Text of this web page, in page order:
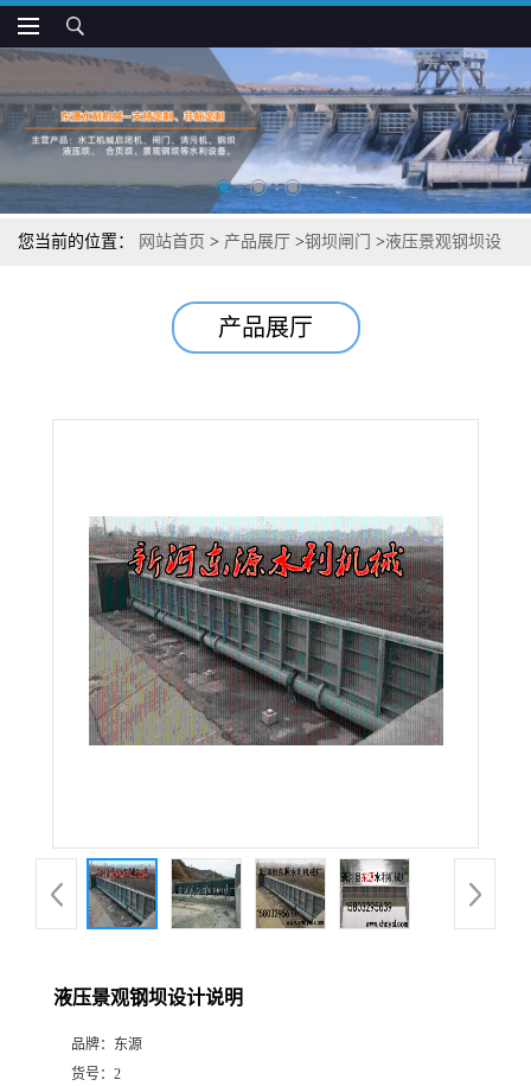
您当前的位置： 网站首页 > 产品展厅 >钢坝闸门 >液压景观钢坝设
产品展厅
液压景观钢坝设计说明
品牌： 东源
货号： 2